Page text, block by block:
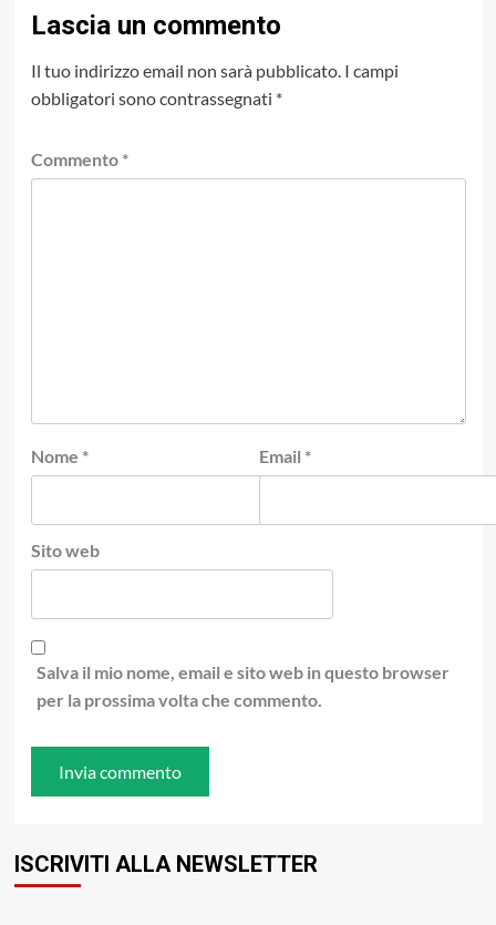
Lascia un commento
Il tuo indirizzo email non sarà pubblicato. I campi
obbligatori sono contrassegnati *
Commento *
Nome * Email *
Sito web
Salva il mio nome, email e sito web in questo browser
per la prossima volta che commento.
ISCRIVITI ALLA NEWSLETTER